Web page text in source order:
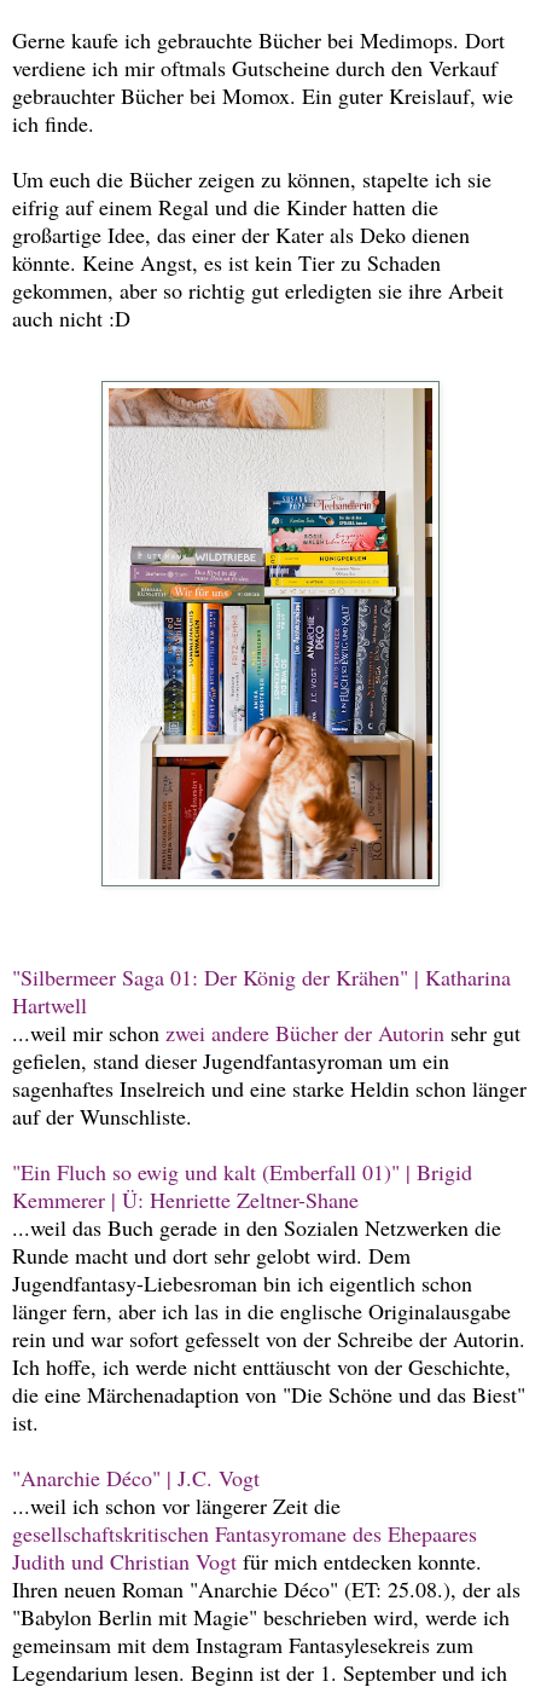
Gerne kaufe ich gebrauchte Bücher bei Medimops. Dort
verdiene ich mir oftmals Gutscheine durch den Verkauf
gebrauchter Bücher bei Momox. Ein guter Kreislauf, wie
ich finde.
Um euch die Bücher zeigen zu können, stapelte ich sie
eifrig auf einem Regal und die Kinder hatten die
großartige Idee, das einer der Kater als Deko dienen
könnte. Keine Angst, es ist kein Tier zu Schaden
gekommen, aber so richtig gut erledigten sie ihre Arbeit
auch nicht :D
"Silbermeer Saga 01: Der König der Krähen" | Katharina
Hartwell
...weil mir schon zwei andere Bücher der Autorin sehr gut
gefielen, stand dieser Jugendfantasyroman um ein
sagenhaftes Inselreich und eine starke Heldin schon länger
auf der Wunschliste.
"Ein Fluch so ewig und kalt (Emberfall 01)" | Brigid
Kemmerer | Ü: Henriette Zeltner-Shane
...weil das Buch gerade in den Sozialen Netzwerken die
Runde macht und dort sehr gelobt wird. Dem
Jugendfantasy-Liebesroman bin ich eigentlich schon
länger fern, aber ich las in die englische Originalausgabe
rein und war sofort gefesselt von der Schreibe der Autorin.
Ich hoffe, ich werde nicht enttäuscht von der Geschichte,
die eine Märchenadaption von "Die Schöne und das Biest"
ist.
"Anarchie Déco" | J.C. Vogt
...weil ich schon vor längerer Zeit die
gesellschaftskritischen Fantasyromane des Ehepaares
Judith und Christian Vogt für mich entdecken konnte.
Ihren neuen Roman "Anarchie Déco" (ET: 25.08.), der als
"Babylon Berlin mit Magie" beschrieben wird, werde ich
gemeinsam mit dem Instagram Fantasylesekreis zum
Legendarium lesen. Beginn ist der 1. September und ich